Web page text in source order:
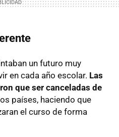
un futuro muy
en cada año escolar. Las
que ser canceladas de
países, haciendo que
el curso de forma